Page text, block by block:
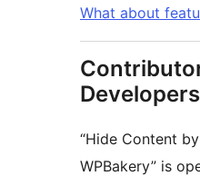
What about
Developers
“Hide Content
WPBakery” is